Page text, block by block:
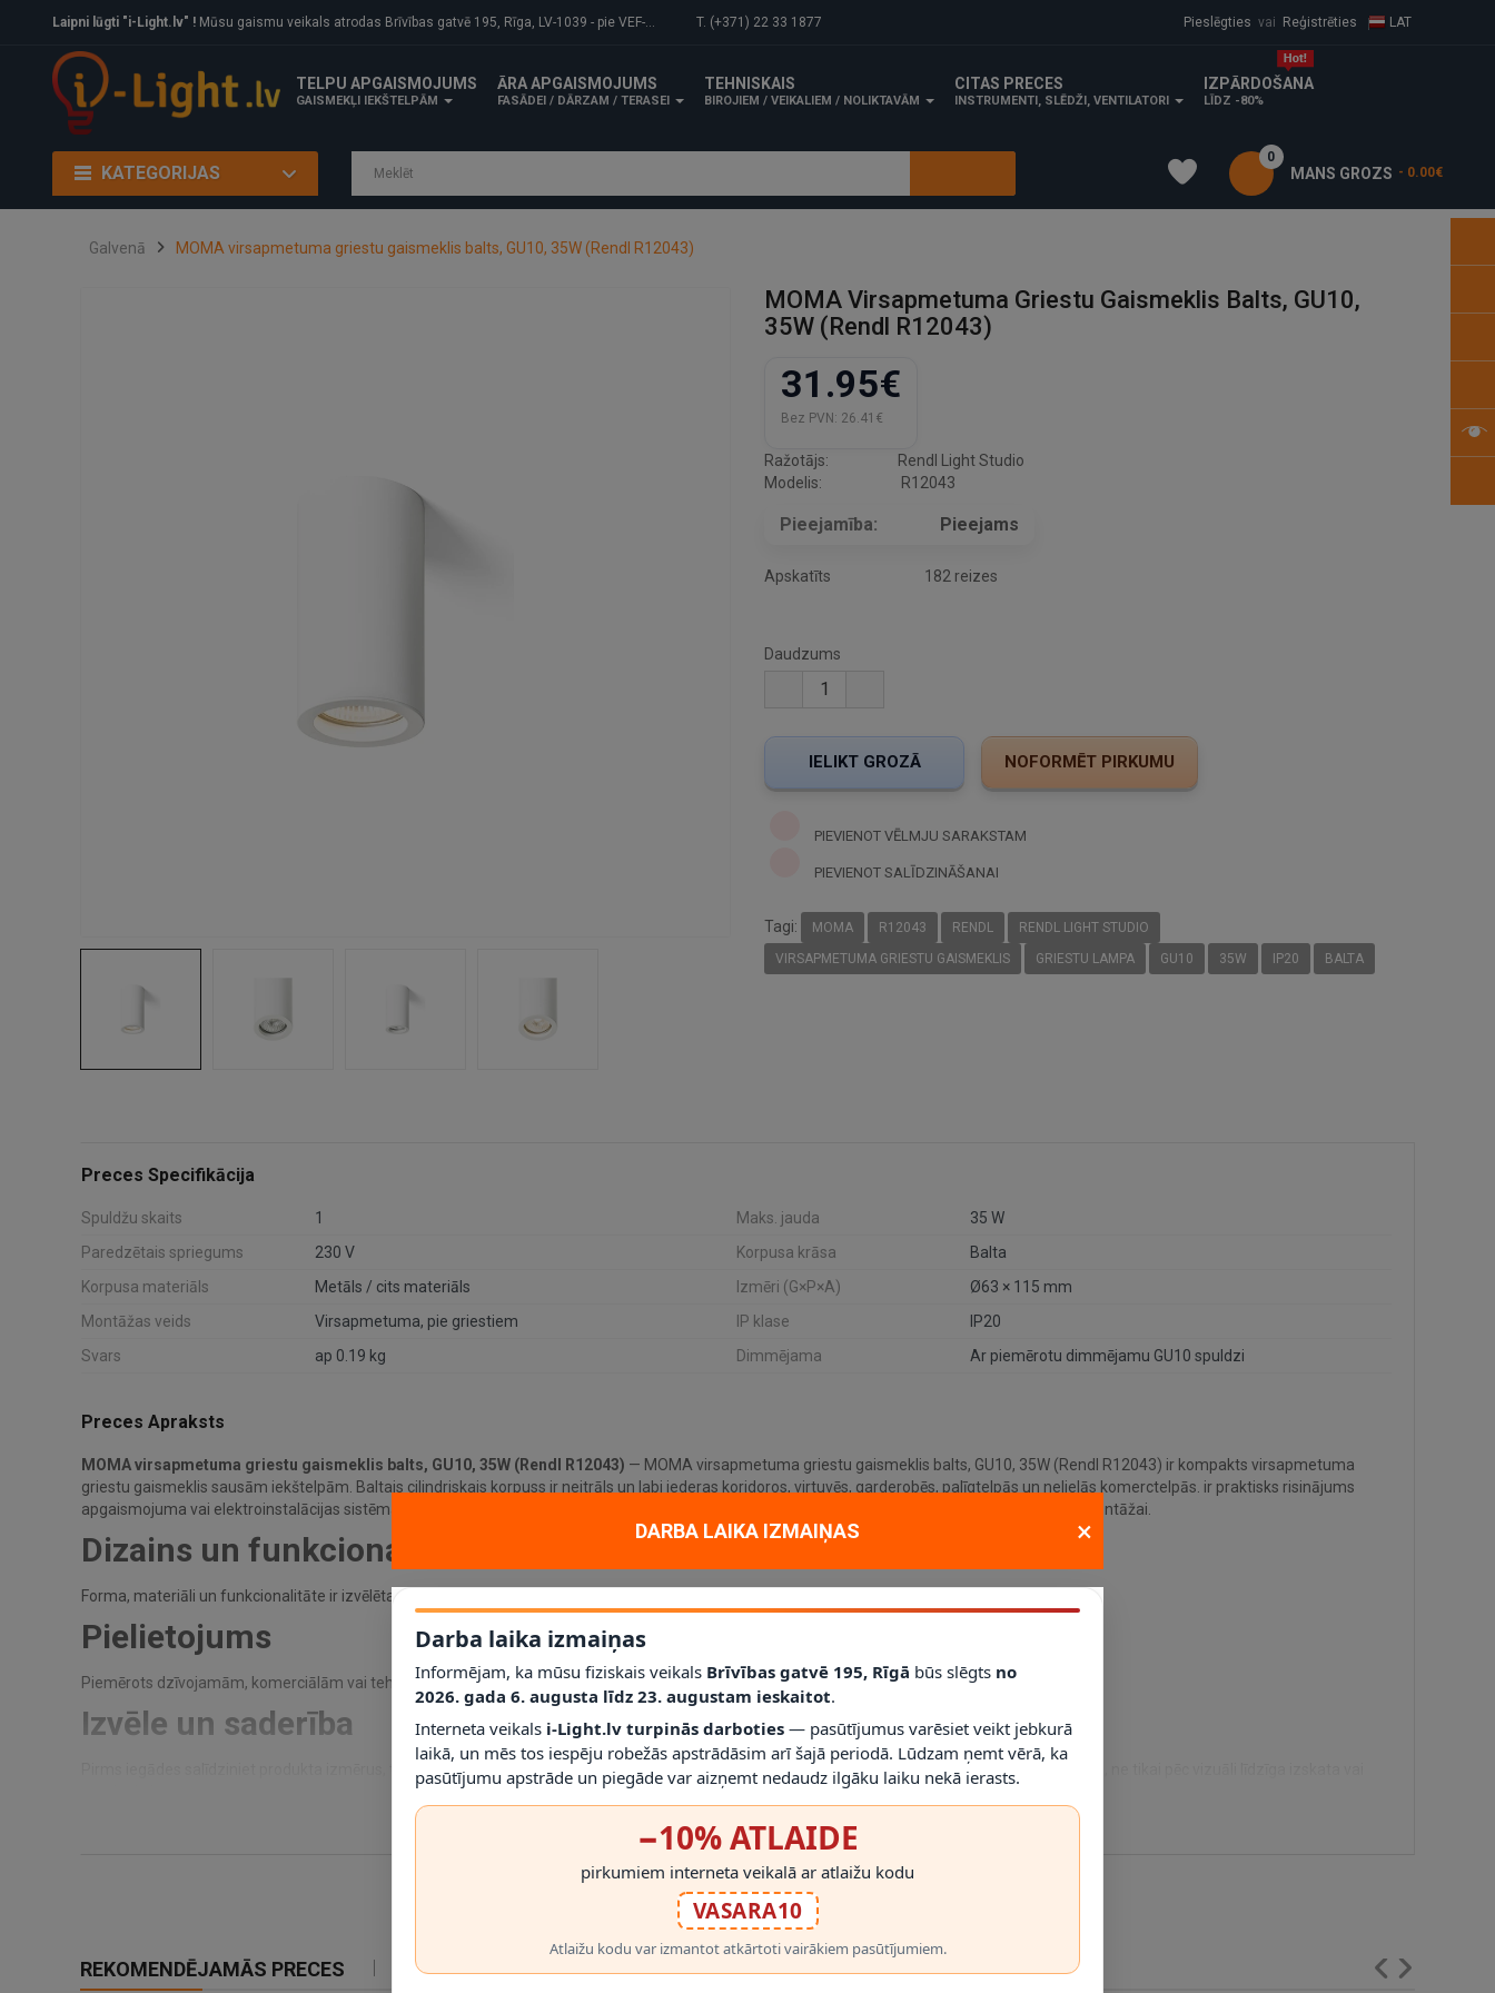
Laipni lūgti "i-Light.lv" ! Mūsu gaismu veikals atrodas Brīvības gatvē 195, Rīga, LV-1039 - pie VEF-Gaisa tilta. T. (+371) 22 33 1877 Pieslēgties vai Reģistrēties LAT
TELPU APGAISMOJUMS
GAISMEKĻI IEKŠTELPĀM
ĀRA APGAISMOJUMS
FASĀDEI / DĀRZAM / TERASEI
TEHNISKAIS
BIROJIEM / VEIKALIEM / NOLIKTAVĀM
CITAS PRECES
INSTRUMENTI, SLĒDŽI, VENTILATORI
IZPĀRDOŠANA
LĪDZ -80%
KATEGORIJAS MANS GROZS
0
- 0.00€
Galvenā MOMA virsapmetuma griestu gaismeklis balts, GU10, 35W (Rendl R12043)
MOMA Virsapmetuma Griestu Gaismeklis Balts, GU10,
35W (Rendl R12043)
31.95€
Bez PVN: 26.41€
Ražotājs:
Rendl Light Studio
Modelis:
R12043
Pieejamība: Pieejams
Apskatīts 182 reizes
Daudzums
PIEVIENOT VĒLMJU SARAKSTAM
PIEVIENOT SALĪDZINĀŠANAI
Tagi: MOMA R12043 RENDL
RENDL LIGHT STUDIO
VIRSAPMETUMA GRIESTU GAISMEKLIS
GRIESTU LAMPA GU10 35W IP20 BALTA
Preces Specifikācija
Spuldžu skaits 1 Maks. jauda
35 W
Paredzētais spriegums
230 V Korpusa krāsa
Balta
Korpusa materiāls
Metāls / cits materiāls Izmēri (G×P×A)
Ø63 × 115 mm
Montāžas veids
Virsapmetuma, pie griestiem IP klase
IP20
Svars
ap 0.19 kg Dimmējama Ar piemērotu dimmējamu GU10 spuldzi
Preces Apraksts
MOMA virsapmetuma griestu gaismeklis balts, GU10, 35W (Rendl R12043) — MOMA virsapmetuma griestu gaismeklis balts, GU10, 35W (Rendl R12043) ir kompakts virsapmetuma
griestu gaismeklis sausām iekštelpām. Baltais cilindriskais korpuss ir neitrāls un labi iederas koridoros, virtuvēs, garderobēs, palīgtelpās un nelielās komerctelpās. ir praktisks risinājums
apgaismojuma vai elektroinstalācijas sistēmai. Produkta konstrukcija un tehniskie parametri paredzēti konkrētajam pielietojumam un saderīgai montāžai.
Dizains un funkcionalitāte
Forma, materiāli un funkcionalitāte ir izvēlēta, lai nodrošinātu drošu ikdienas lietošanu un vizuāli tīru rezultātu.
Pielietojums
Piemērots dzīvojamām, komerciālām vai tehniskām telpām atbilstoši norādītajai IP aizsardzībai un darba parametriem.
Izvēle un saderība
Pirms iegādes salīdziniet produkta izmērus, tehniskos parametrus un pieslēguma prasības ar esošo sistēmu. Saderība jāvērtē pēc konkrētā modeļa, ne tikai pēc vizuāli līdzīga izskata vai
Izmēri (G×P×A):Ø63 × 115 mm
Korpusa materiāls:
RĀDĪT VAIRĀK
REKOMENDĒJAMĀS PRECES IETEIKTIE PRODUKTI
DARBA LAIKA IZMAIŅAS ×
Darba laika izmaiņas
Informējam, ka mūsu fiziskais veikals Brīvības gatvē 195, Rīgā būs slēgts no
2026. gada 6. augusta līdz 23. augustam ieskaitot.
Interneta veikals i-Light.lv turpinās darboties — pasūtījumus varēsiet veikt jebkurā
laikā, un mēs tos iespēju robežās apstrādāsim arī šajā periodā. Lūdzam ņemt vērā, ka
pasūtījumu apstrāde un piegāde var aizņemt nedaudz ilgāku laiku nekā ierasts.
−10% ATLAIDE
pirkumiem interneta veikalā ar atlaižu kodu
VASARA10
Atlaižu kodu var izmantot atkārtoti vairākiem pasūtījumiem.